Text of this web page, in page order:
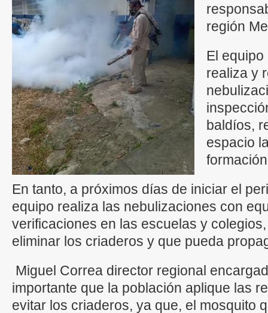
región
El
realiza y
baldíos,
espacio
En tanto, a próximos días de iniciar el
equipo realiza las nebulizaciones con
verificaciones en las escuelas y
eliminar los criaderos y que pueda
Miguel Correa director regional
importante que la población aplique las
evitar los criaderos, ya que, el mosquito